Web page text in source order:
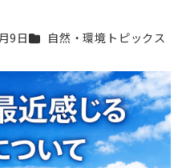
9日カテゴリー
自然・環境トピックス